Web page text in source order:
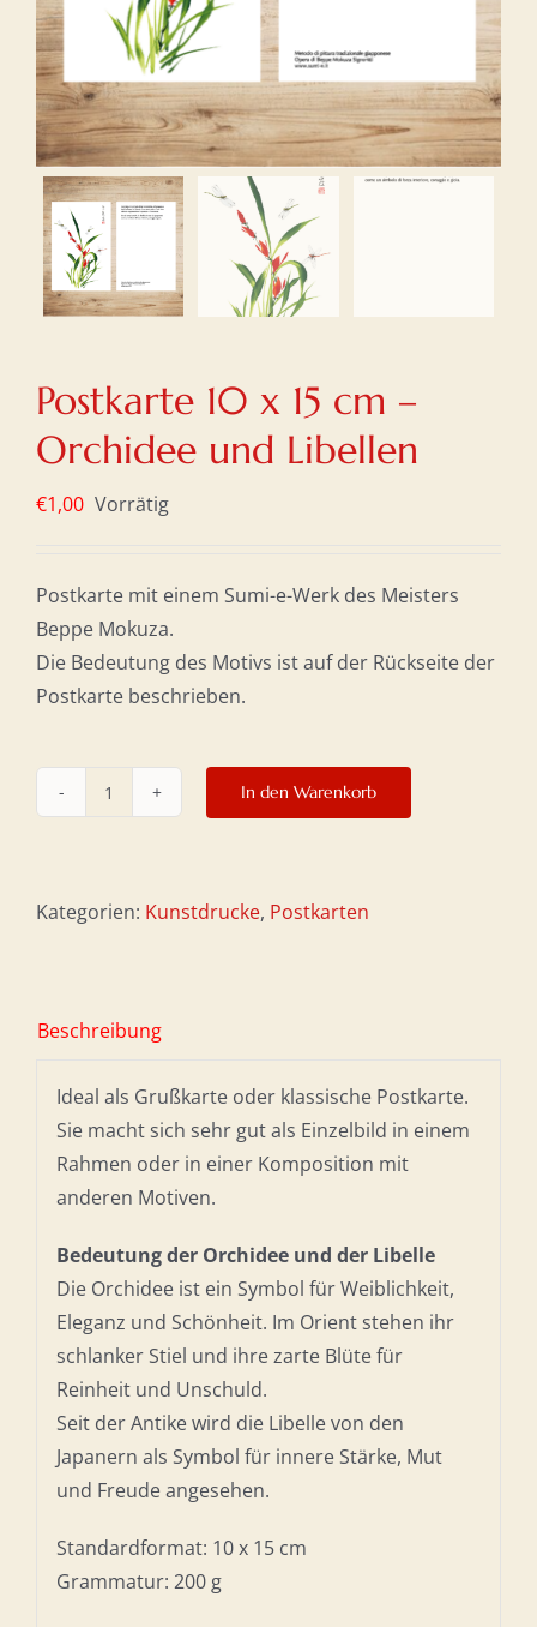
Postkarte 10 x 15 cm –
Orchidee und Libellen
€1,00 Vorrätig
Postkarte mit einem Sumi-e-Werk des Meisters
Beppe Mokuza.
Die Bedeutung des Motivs ist auf der Rückseite der
Postkarte beschrieben.
Postkarte
15
und
Menge
In den Warenkorb
Kategorien: Kunstdrucke, Postkarten
Beschreibung
Ideal als Grußkarte oder klassische Postkarte.
Sie macht sich sehr gut als Einzelbild in einem
Rahmen oder in einer Komposition mit
anderen Motiven.
Bedeutung der Orchidee und der Libelle
Die Orchidee ist ein Symbol für Weiblichkeit,
Eleganz und Schönheit. Im Orient stehen ihr
schlanker Stiel und ihre zarte Blüte für
Reinheit und Unschuld.
Seit der Antike wird die Libelle von den
Japanern als Symbol für innere Stärke, Mut
und Freude angesehen.
Standardformat: 10 x 15 cm
Grammatur: 200 g